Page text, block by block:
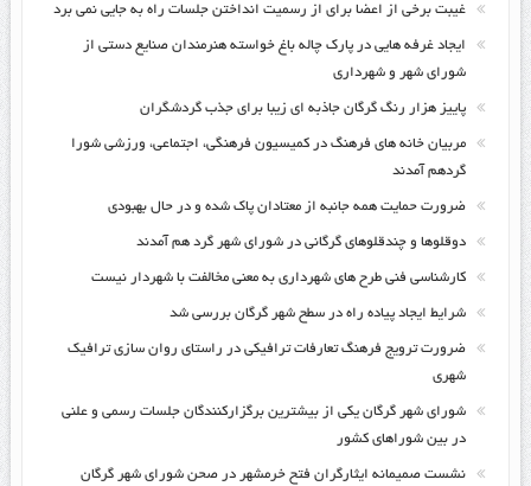
غیبت برخی از اعضا برای از رسمیت انداختن جلسات راه به جایی نمی برد
ایجاد غرفه هایی در پارک چاله باغ خواسته هنرمندان صنایع دستی از
شورای شهر و شهرداری
پاییز هزار رنگ گرگان جاذبه ای زیبا برای جذب گردشگران
مربیان خانه های فرهنگ در کمیسیون فرهنگی، اجتماعی، ورزشی شورا
گردهم آمدند
ضرورت حمایت همه جانبه از معتادان پاک شده و در حال بهبودی
دوقلوها و چندقلوهای گرگانی در شورای شهر گرد هم آمدند
کارشناسی فنی طرح های شهرداری به معنی مخالفت با شهردار نیست
شرایط ایجاد پیاده راه در سطح شهر گرگان بررسی شد
ضرورت ترویج فرهنگ تعارفات ترافیکی در راستای روان سازی ترافیک
شهری
شورای شهر گرگان یکی از بیشترین برگزارکنندگان جلسات رسمی و علنی
در بین شوراهای کشور
نشست صمیمانه ایثارگران فتح خرمشهر در صحن شورای شهر گرگان